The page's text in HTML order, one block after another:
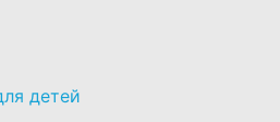
детей